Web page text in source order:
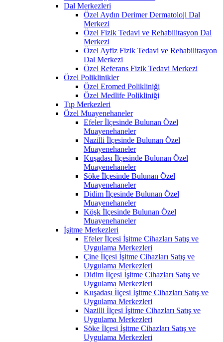
Dal Merkezleri
Özel Aydın Derimer Dermatoloji Dal
Merkezi
Özel Fizik Tedavi ve Rehabilitasyon Dal
Merkezi
Özel Ayfiz Fizik Tedavi ve Rehabilitasyon
Dal Merkezi
Özel Referans Fizik Tedavi Merkezi
Özel Poliklinikler
Özel Eromed Polikliniği
Özel Medlife Polikliniği
Tıp Merkezleri
Özel Muayenehaneler
Efeler İlçesinde Bulunan Özel
Muayenehaneler
Nazilli İlçesinde Bulunan Özel
Muayenehaneler
Kuşadası İlçesinde Bulunan Özel
Muayenehaneler
Söke İlçesinde Bulunan Özel
Muayenehaneler
Didim İlçesinde Bulunan Özel
Muayenehaneler
Köşk İlçesinde Bulunan Özel
Muayenehaneler
İşitme Merkezleri
Efeler İlçesi İşitme Cihazları Satış ve
Uygulama Merkezleri
Çine İlçesi İşitme Cihazları Satış ve
Uygulama Merkezleri
Didim İlçesi İşitme Cihazları Satış ve
Uygulama Merkezleri
Kuşadası İlçesi İşitme Cihazları Satış ve
Uygulama Merkezleri
Nazilli İlçesi İşitme Cihazları Satış ve
Uygulama Merkezleri
Söke İlçesi İşitme Cihazları Satış ve
Uygulama Merkezleri